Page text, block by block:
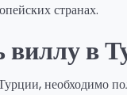
странах.
виллу в
необходимо